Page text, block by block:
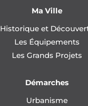
Ma Ville
Historique et
Les Équipements
Les Grands Projets
Démarches
Urbanisme